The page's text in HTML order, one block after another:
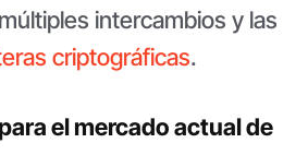
intercambios y las
criptográficas.
el mercado actual de